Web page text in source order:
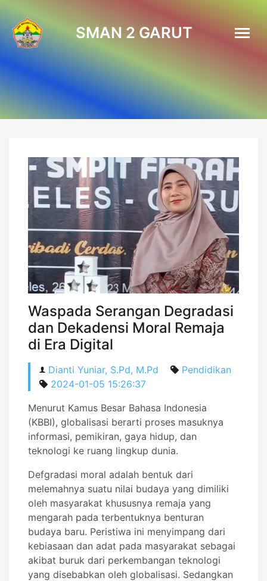
SMAN 2 GARUT
Waspada Serangan Degradasi
dan Dekadensi Moral Remaja
di Era Digital
Dianti Yuniar, S.Pd, M.Pd
Pendidikan
2024-01-05 15:26:37
Menurut Kamus Besar Bahasa Indonesia
(KBBI), globalisasi berarti proses masuknya
informasi, pemikiran, gaya hidup, dan
teknologi ke ruang lingkup dunia.
Defgradasi moral adalah bentuk dari
melemahnya suatu nilai budaya yang dimiliki
oleh masyarakat khususnya remaja yang
mengarah pada terbentuknya benturan
budaya baru. Peristiwa ini menyimpang dari
kebiasaan dan adat pada masyarakat sebagai
akibat buruk dari perkembangan teknologi
yang disebabkan oleh globalisasi. Sedangkan